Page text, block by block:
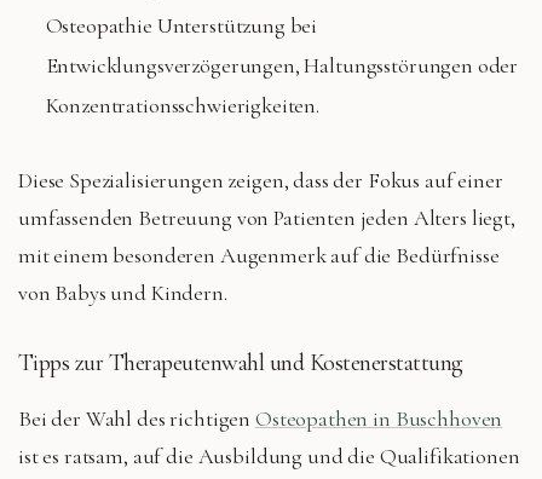
Osteopathie Unterstützung bei
Entwicklungsverzögerungen, Haltungsstörungen oder
Konzentrationsschwierigkeiten.
Diese Spezialisierungen zeigen, dass der Fokus auf einer
umfassenden Betreuung von Patienten jeden Alters liegt,
mit einem besonderen Augenmerk auf die Bedürfnisse
von Babys und Kindern.
Tipps zur Therapeutenwahl und Kostenerstattung
Bei der Wahl des richtigen Osteopathen in Buschhoven
ist es ratsam, auf die Ausbildung und die Qualifikationen